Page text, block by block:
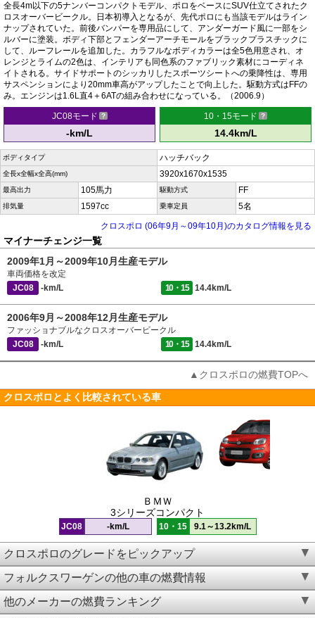
全長4m以下の5ナンバーコンパクトモデル、ポロをベースにSUV仕立てされたク
ロスオーバービークル。日本初導入となるが、先代ポロにも当該モデルはライン
ナップされていた。前後バンパーを専用品にして、アンダーガード風に一部をシ
ルバーに塗装。ボディ下部とフェンダーアーチモールをブラックプラスチックに
して、ルーフレールを追加した。カラフルなボディカラーは全5色用意され、オ
レンジとライムの2色は、インテリアも同色系のファブリック素材にコーディネ
イトされる。サイドサポートのシッカリしたスポーツシートへの乗降性は、専用
サスペンションにより20mm車高がアップしたことで向上した。駆動方式はFFの
み。エンジンは1.6L直4＋6ATの組み合わせになっている。（2006.9）
JC08モード
-km/L
10・15モード
14.4km/L
ボディタイプ ハッチバック
全長x全幅x全高(mm) 3920x1670x1535
最高出力 105馬力 駆動方式 FF
排気量 1597cc 乗車定員
5名
クロスポロ (06年9月～09年10月)のカタログ情報を見る
マイナーチェンジ一覧
2009年1月～2009年10月生産モデル
車両価格を改定
JC08
-km/L 10・15 14.4km/L
2006年9月～2008年12月生産モデル
ファッショナブルなクロスオーバービークル
JC08
-km/L 10・15 14.4km/L
▲クロスポロの燃費TOPへ
クロスポロとよく比較されている車
ＢＭＷ
3シリーズコンパクト
JC08 -km/L 10・15 9.1～13.2km/L
クロスポロのグレードをピックアップ
フォルクスワーゲンの他の車の燃費情報
他のメーカーの燃費ランキング